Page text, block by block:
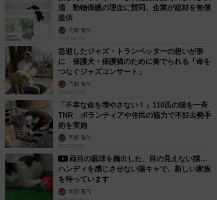
適 動物保護の理念に賛同、企業が建材を無償
提供
岡部 充代
2023.08.20
急逝したジャズ・トランペッターの想いが形
に 保護犬・保護猫のために奏でられる「命を
つなぐジャズコンサート」
岡部 充代
2023.07.13
「不幸な命を増やさない！」110匹の猫を一斉
TNR ボランティアや住民の協力で不妊去勢手
術を実施
岡部 充代
2023.05.08
両目の眼球を摘出した、目の見えない猫…
ハンディを感じさせない陽キャで、新しい家族
を待っています
岡部 充代